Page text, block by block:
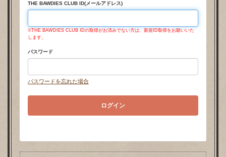
THE BAWDIES CLUB ID(メールアドレス)
※THE BAWDIES CLUB IDの取得がお済みでない方は、新規ID取得をお願いいた
します。
パスワード
パスワードを忘れた場合